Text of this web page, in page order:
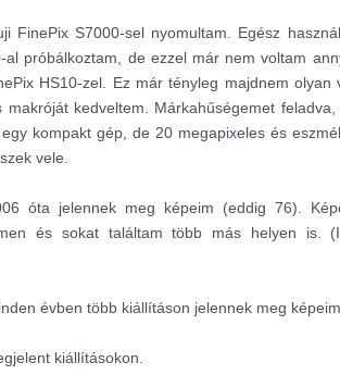
FinePix S7000-sel nyomultam. Egész
próbálkoztam, de ezzel már nem voltam
HS10-zel. Ez már tényleg majdnem
kedveltem. Márkahűségemet
kompakt gép, de 20 megapixeles és
vele.
óta jelennek meg képeim (eddig 76).
és sokat találtam több más helyen is.
évben több kiállításon jelennek meg képeim.
kiállításokon.